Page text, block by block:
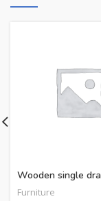
Wooden single
Furniture